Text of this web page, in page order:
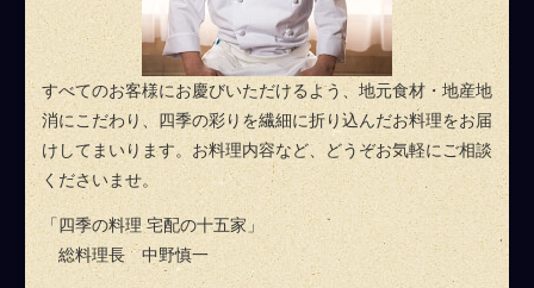
すべてのお客様にお慶びいただけるよう、地元食材・地産地
消にこだわり、四季の彩りを繊細に折り込んだお料理をお届
けしてまいります。お料理内容など、どうぞお気軽にご相談
くださいませ。
「四季の料理 宅配の十五家」
総料理長 中野慎一